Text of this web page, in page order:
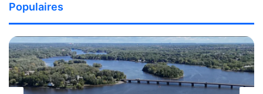
Populaires